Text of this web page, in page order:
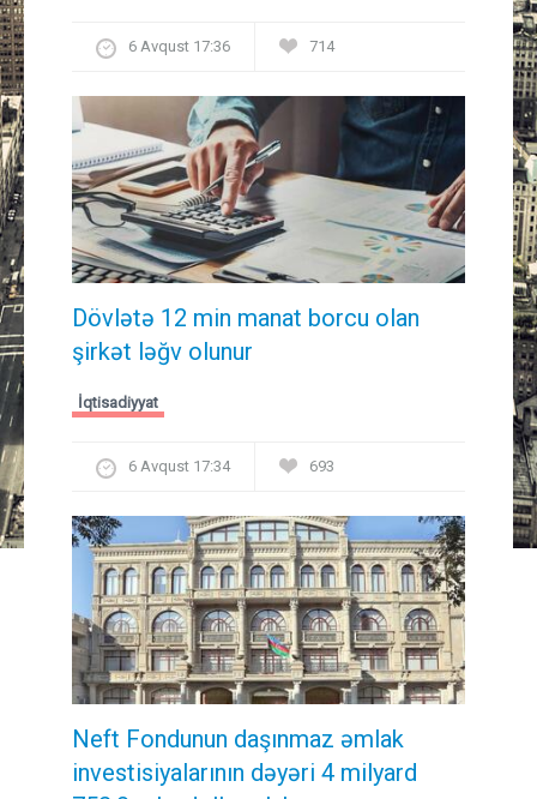
6 Avqust 17:36 714
Dövlətə 12 min manat borcu olan
şirkət ləğv olunur
İqtisadiyyat
6 Avqust 17:34 693
Neft Fondunun daşınmaz əmlak
investisiyalarının dəyəri 4 milyard